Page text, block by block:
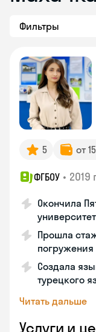
Фильтры
5 от
ФГБОУ • 2019
Окончила
Прошла
Создала
турецкого
Читать дальше
Услуги и